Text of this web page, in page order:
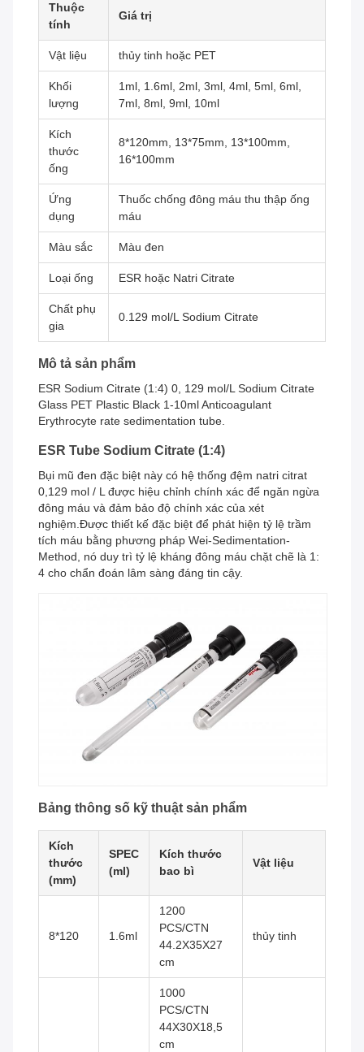
Thuộc
tính
Giá trị
Vật liệu thủy tinh hoặc PET
Khối
lượng
1ml, 1.6ml, 2ml, 3ml, 4ml, 5ml, 6ml,
7ml, 8ml, 9ml, 10ml
Kích
thước
ống
8*120mm, 13*75mm, 13*100mm,
16*100mm
Ứng
dụng
Thuốc chống đông máu thu thập ống
máu
Màu sắc Màu đen
Loại ống ESR hoặc Natri Citrate
Chất phụ
gia
0.129 mol/L Sodium Citrate
Mô tả sản phẩm
ESR Sodium Citrate (1:4) 0, 129 mol/L Sodium Citrate
Glass PET Plastic Black 1-10ml Anticoagulant
Erythrocyte rate sedimentation tube.
ESR Tube Sodium Citrate (1:4)
Bụi mũ đen đặc biệt này có hệ thống đệm natri citrat
0,129 mol / L được hiệu chỉnh chính xác để ngăn ngừa
đông máu và đảm bảo độ chính xác của xét
nghiệm.Được thiết kế đặc biệt để phát hiện tỷ lệ trầm
tích máu bằng phương pháp Wei-Sedimentation-
Method, nó duy trì tỷ lệ kháng đông máu chặt chẽ là 1:
4 cho chẩn đoán lâm sàng đáng tin cậy.
Bảng thông số kỹ thuật sản phẩm
Kích
thước
(mm)
SPEC
(ml)
Kích thước
bao bì
Vật liệu
8*120 1.6ml
1200
PCS/CTN
44.2X35X27
cm
thủy tinh
1000
PCS/CTN
44X30X18,5
cm